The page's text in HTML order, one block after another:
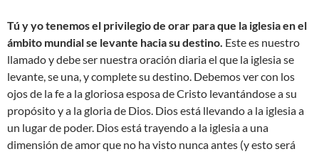
Tú y yo tenemos el privilegio de orar para que la iglesia en el
ámbito mundial se levante hacia su destino. Este es nuestro
llamado y debe ser nuestra oración diaria el que la iglesia se
levante, se una, y complete su destino. Debemos ver con los
ojos de la fe a la gloriosa esposa de Cristo levantándose a su
propósito y a la gloria de Dios. Dios está llevando a la iglesia a
un lugar de poder. Dios está trayendo a la iglesia a una
dimensión de amor que no ha visto nunca antes (y esto será